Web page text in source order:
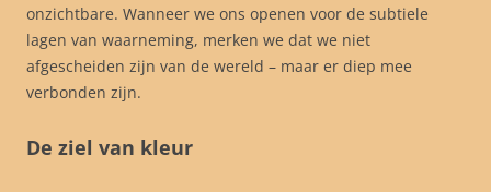
onzichtbare. Wanneer we ons openen voor de subtiele
lagen van waarneming, merken we dat we niet
afgescheiden zijn van de wereld – maar er diep mee
verbonden zijn.
De ziel van kleur